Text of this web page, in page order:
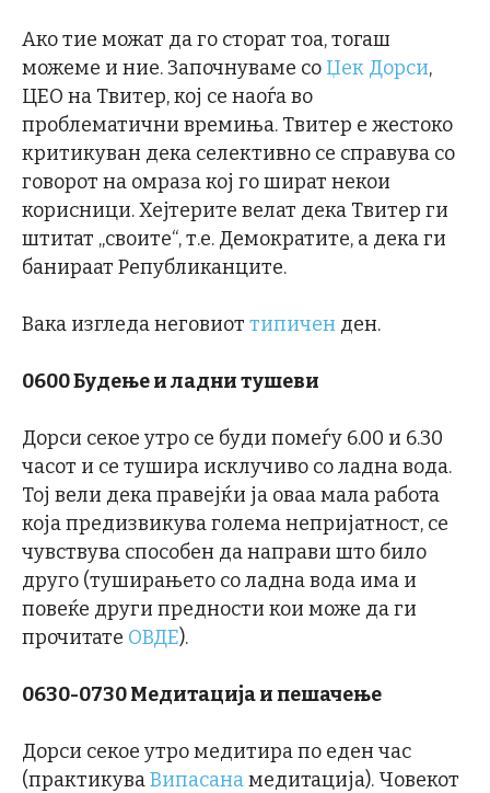
Ако тие можат да го сторат тоа, тогаш
можеме и ние. Започнуваме со Џек Дорси,
ЦЕО на Твитер, кој се наоѓа во
проблематични времиња. Твитер е жестоко
критикуван дека селективно се справува со
говорот на омраза кој го шират некои
корисници. Хејтерите велат дека Твитер ги
штитат „своите“, т.е. Демократите, а дека ги
банираат Републиканците.
Вака изгледа неговиот типичен ден.
0600 Будење и ладни тушеви
Дорси секое утро се буди помеѓу 6.00 и 6.30
часот и се тушира исклучиво со ладна вода.
Тој вели дека правејќи ја оваа мала работа
која предизвикува голема непријатност, се
чувствува способен да направи што било
друго (туширањето со ладна вода има и
повеќе други предности кои може да ги
прочитате ОВДЕ).
0630-0730 Медитација и пешачење
Дорси секое утро медитира по еден час
(практикуваВипасанамедитација). Човекот